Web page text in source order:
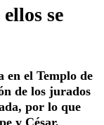
se
en el Templo de
de los jurados
por lo que
y César,